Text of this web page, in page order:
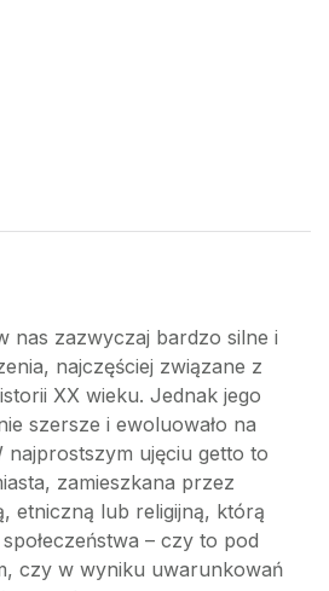
nas zazwyczaj bardzo silne i
najczęściej związane z
XX wieku. Jednak jego
szersze i ewoluowało na
najprostszym ujęciu getto to
zamieszkana przez
etniczną lub religijną, którą
– czy to pod
czy w wyniku uwarunkowań